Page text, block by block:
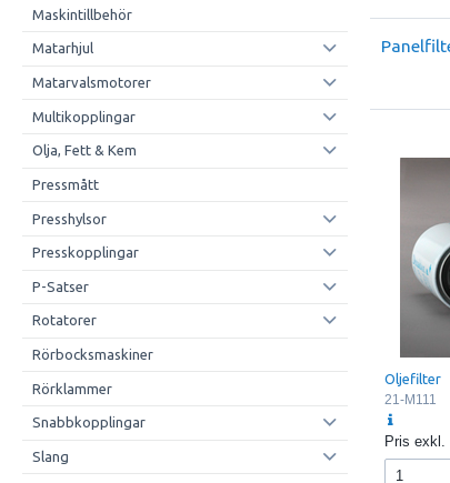
Maskintillbehör
Matarhjul
Matarvalsmotorer
Multikopplingar
Olja, Fett & Kem
Pressmått
Presshylsor
Presskopplingar
P-Satser
Rotatorer
Rörbocksmaskiner
Rörklammer
Snabbkopplingar
Slang
Oljefilter
21-M111
Pris exkl.